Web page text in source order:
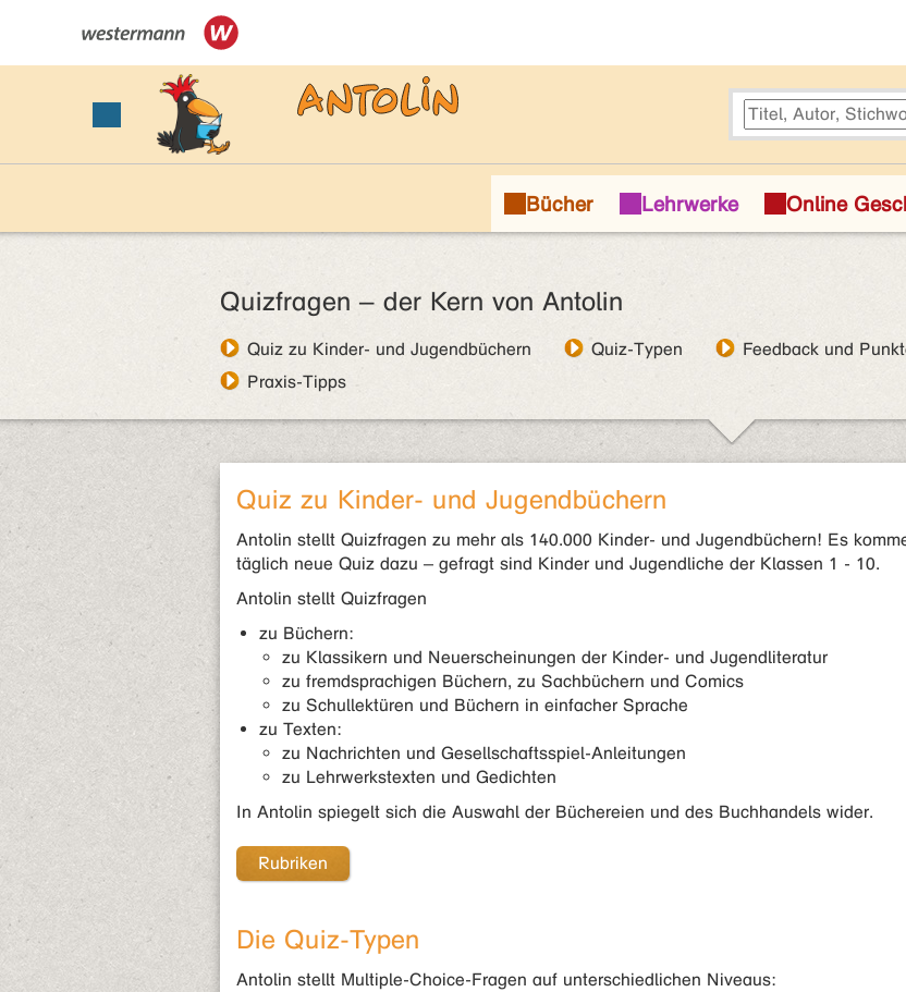
Quizfragen – der Kern von Antolin
Quiz zu Kinder- und Jugendbüchern Quiz-Typen Feedback und
Praxis-Tipps
Quiz zu Kinder- und Jugendbüchern
Antolin stellt Quizfragen zu mehr als 140.000 Kinder- und Jugendbüchern! Es
täglich neue Quiz dazu – gefragt sind Kinder und Jugendliche der Klassen 1 - 10.
Antolin stellt Quizfragen
zu Büchern:
zu Klassikern und Neuerscheinungen der Kinder- und Jugendliteratur
zu fremdsprachigen Büchern, zu Sachbüchern und Comics
zu Schullektüren und Büchern in einfacher Sprache
zu Texten:
zu Nachrichten und Gesellschaftsspiel-Anleitungen
zu Lehrwerkstexten und Gedichten
In Antolin spiegelt sich die Auswahl der Büchereien und des Buchhandels wider.
Rubriken
Die Quiz-Typen
Antolin stellt Multiple-Choice-Fragen auf unterschiedlichen Niveaus: